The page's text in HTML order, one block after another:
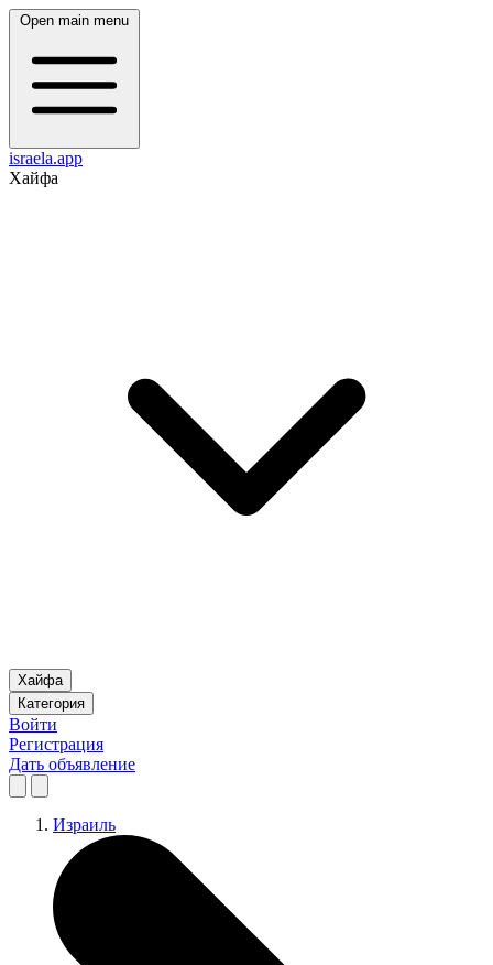
Open main menu
israela.app
Хайфа
Хайфа
Категория
Войти
Регистрация
Дать объявление
Израиль